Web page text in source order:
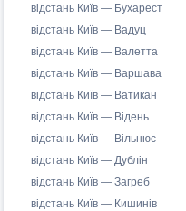
відстань Київ — Бухарест
відстань Київ — Вадуц
відстань Київ — Валетта
відстань Київ — Варшава
відстань Київ — Ватикан
відстань Київ — Відень
відстань Київ — Вільнюс
відстань Київ — Дублін
відстань Київ — Загреб
відстань Київ — Кишинів